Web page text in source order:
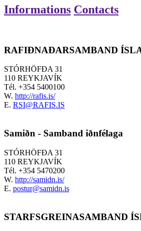
Informations Contacts
RAFIÐNAÐARSAMBAND
STÓRHÖFÐA 31
110 REYKJAVÍK
Tél. +354 5400100
W. http://rafis.is/
E. RSI@RAFIS.IS
Samiðn - Samband iðnfélaga
STÓRHÖFÐA 31
110 REYKJAVÍK
Tél. +354 5470200
W. http://samidn.is/
E. postur@samidn.is
STARFSGREINASAMBAND